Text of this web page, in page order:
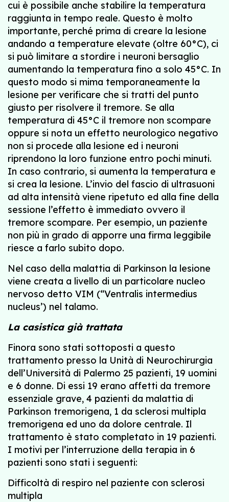
cui è possibile anche stabilire la temperatura
raggiunta in tempo reale. Questo è molto
importante, perché prima di creare la lesione
andando a temperature elevate (oltre 60°C), ci
si può limitare a stordire i neuroni bersaglio
aumentando la temperatura fino a solo 45°C. In
questo modo si mima temporaneamente la
lesione per verificare che si tratti del punto
giusto per risolvere il tremore. Se alla
temperatura di 45°C il tremore non scompare
oppure si nota un effetto neurologico negativo
non si procede alla lesione ed i neuroni
riprendono la loro funzione entro pochi minuti.
In caso contrario, si aumenta la temperatura e
si crea la lesione. L’invio del fascio di ultrasuoni
ad alta intensità viene ripetuto ed alla fine della
sessione l’effetto è immediato ovvero il
tremore scompare. Per esempio, un paziente
non più in grado di apporre una firma leggibile
riesce a farlo subito dopo.
Nel caso della malattia di Parkinson la lesione
viene creata a livello di un particolare nucleo
nervoso detto VIM (“Ventralis intermedius
nucleus’) nel talamo.
La casistica già trattata
Finora sono stati sottoposti a questo
trattamento presso la Unità di Neurochirurgia
dell’Università di Palermo 25 pazienti, 19 uomini
e 6 donne. Di essi 19 erano affetti da tremore
essenziale grave, 4 pazienti da malattia di
Parkinson tremorigena, 1 da sclerosi multipla
tremorigena ed uno da dolore centrale. Il
trattamento è stato completato in 19 pazienti.
I motivi per l’interruzione della terapia in 6
pazienti sono stati i seguenti:
Difficoltà di respiro nel paziente con sclerosi
multipla